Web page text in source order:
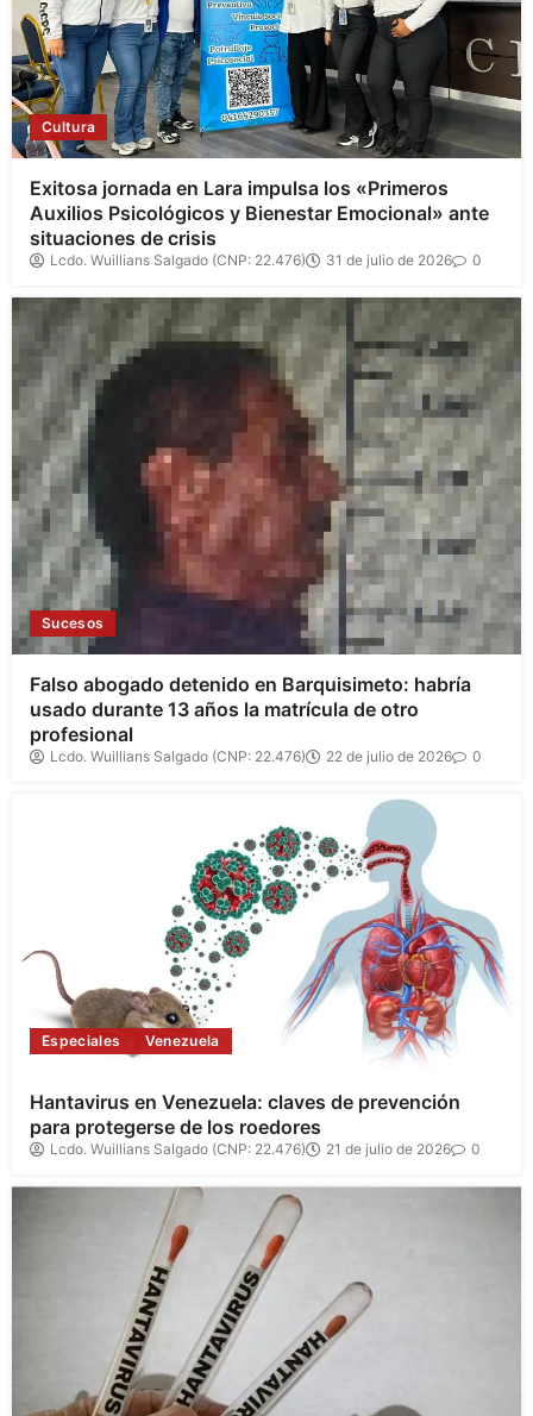
Cultura
Exitosa jornada en Lara impulsa los «Primeros
Auxilios Psicológicos y Bienestar Emocional» ante
situaciones de crisis
Lcdo. Wuillians Salgado (CNP: 22.476) 31 de julio de 2026 0
Sucesos
Falso abogado detenido en Barquisimeto: habría
usado durante 13 años la matrícula de otro
profesional
Lcdo. Wuillians Salgado (CNP: 22.476) 22 de julio de 2026 0
Especiales Venezuela
Hantavirus en Venezuela: claves de prevención
para protegerse de los roedores
Lcdo. Wuillians Salgado (CNP: 22.476) 21 de julio de 2026 0